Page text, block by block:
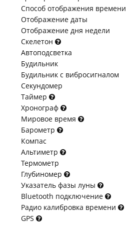
Способ отображения времени
Отображение даты
Отображение дня недели
Скелетон
Автоподсветка
Будильник
Будильник с вибросигналом
Секундомер
Таймер
Хронограф
Мировое время
Барометр
Компас
Альтиметр
Термометр
Глубиномер
Указатель фазы луны
Bluetooth подключение
Радио калибровка времени
GPS